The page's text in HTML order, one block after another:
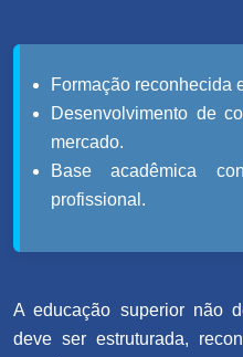
Formação reconhecida
Desenvolvimento de
mercado.
Base acadêmica
profissional.
A educação superior não
deve ser estruturada,